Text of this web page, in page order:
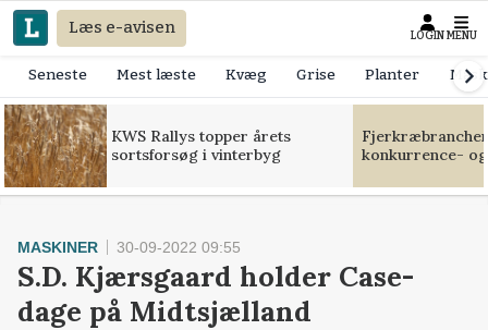
Læs e-avisen LOGIN MENU
Seneste Mest læste Kvæg Grise Planter
KWS Rallys topper årets
sortsforsøg i vinterbyg
konkurrence-
MASKINER 30-09-2022 09:55
S.D. Kjærsgaard holder Case-
dage på Midtsjælland